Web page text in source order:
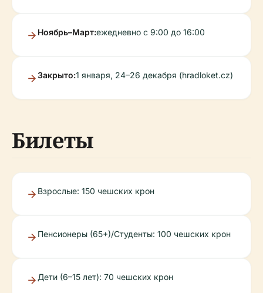
Ноябрь–Март:ежедневно с 9:00 до 16:00
Закрыто:1 января, 24–26 декабря (hradloket.cz)
Билеты
Взрослые: 150 чешских крон
Пенсионеры (65+)/Студенты: 100 чешских крон
Дети (6–15 лет): 70 чешских крон